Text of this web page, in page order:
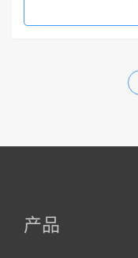
产品